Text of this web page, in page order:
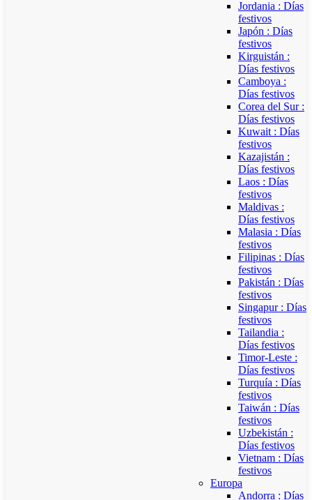
Jordania : Días
festivos
Japón : Días
festivos
Kirguistán :
Días festivos
Camboya :
Días festivos
Corea del Sur :
Días festivos
Kuwait : Días
festivos
Kazajistán :
Días festivos
Laos : Días
festivos
Maldivas :
Días festivos
Malasia : Días
festivos
Filipinas : Días
festivos
Pakistán : Días
festivos
Singapur : Días
festivos
Tailandia :
Días festivos
Timor-Leste :
Días festivos
Turquía : Días
festivos
Taiwán : Días
festivos
Uzbekistán :
Días festivos
Vietnam : Días
festivos
Europa
Andorra : Días